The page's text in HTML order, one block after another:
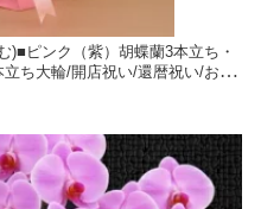
)■ピンク（紫）胡蝶蘭3本立ち・
ち大輪/開店祝い/還暦祝い/お祝
料/お祝い花・開店祝い・お祝
】胡蝶蘭 お祝い・お祝い返し